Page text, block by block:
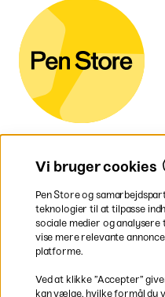
Vi bruger cookies
Pen Store og
teknologier til at tilpasse
sociale medier og
vise mere relevante
platforme.
Ved at klikke ”Accepter”
kan vælge, hvilke formål du